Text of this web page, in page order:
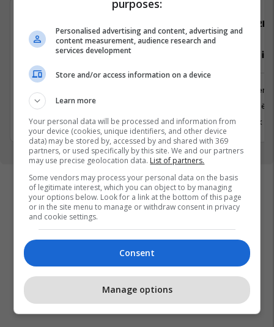
Gazetar/e për edicionin Telegrafi
Diasporë
Media
Prishtina, Kosovo
1 Korrik 2026
Inxhinier i
Inxhinieri
Prishtinë
6 Korrik
purposes:
Personalised advertising and content, advertising and
content measurement, audience research and
services development
Store and/or access information on a device
Learn more
Your personal data will be processed and information from
your device (cookies, unique identifiers, and other device
data) may be stored by, accessed by and shared with 369
partners, or used specifically by this site. We and our partners
may use precise geolocation data. List of partners.
Some vendors may process your personal data on the basis
of legitimate interest, which you can object to by managing
your options below. Look for a link at the bottom of this page
or in the site menu to manage or withdraw consent in privacy
and cookie settings.
Consent
Manage options